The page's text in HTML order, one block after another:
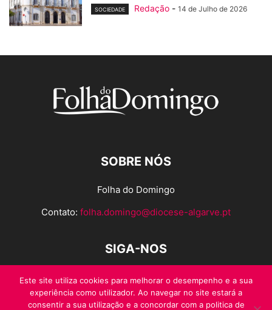
SOCIEDADE Redação - 14 de Julho de 2026
SOBRE NÓS
Folha do Domingo
Contato: folha.domingo@diocese-algarve.pt
SIGA-NOS
Este site utiliza cookies para melhorar o desempenho e a sua
experiência como utilizador. Ao navegar no site estará a
consentir a sua utilização e a concordar com a politica de